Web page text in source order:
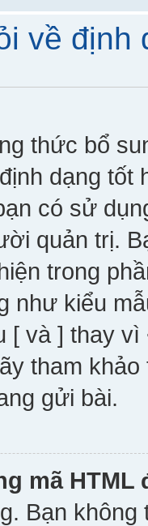
về định
thức bổ
dạng
có sử
quản trị.
trong
như kiểu
[ và ] thay
tham
gửi bài.
mã
Bạn